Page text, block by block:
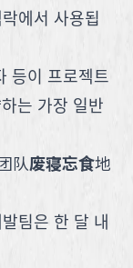
에서 사용됩
등이 프로젝트
는 가장 일반
队废寝忘食地
팀은 한 달 내